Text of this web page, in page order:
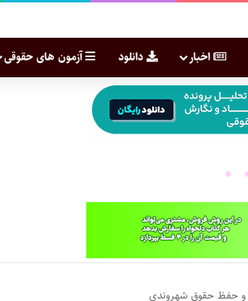
اخبار دانلود آزمون های حقوقی